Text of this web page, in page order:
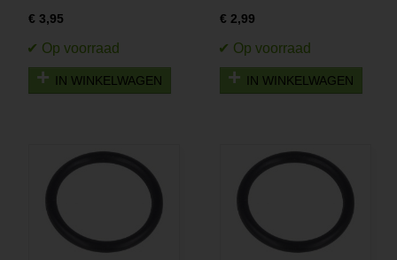
€ 3,95
IN WINKELWAGEN
€ 2,99
IN WINKELWAGEN